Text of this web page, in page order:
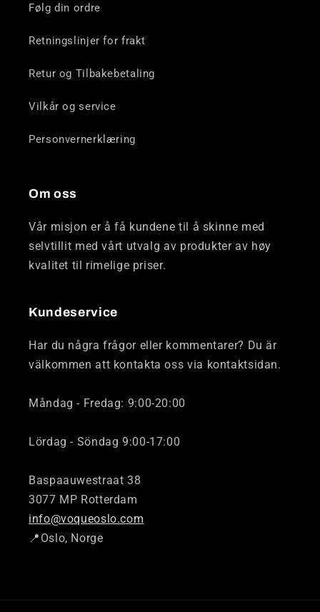
Følg din ordre
Retningslinjer for frakt
Retur og Tilbakebetaling
Vilkår og service
Personvernerklæring
Om oss
Vår misjon er å få kundene til å skinne med
selvtillit med vårt utvalg av produkter av høy
kvalitet til rimelige priser.
Kundeservice
Har du några frågor eller kommentarer? Du är
välkommen att kontakta oss via kontaktsidan.
Måndag - Fredag: 9:00-20:00
Lördag - Söndag 9:00-17:00
Baspaauwestraat 38
3077 MP Rotterdam
info@voqueoslo.com
📍Oslo, Norge